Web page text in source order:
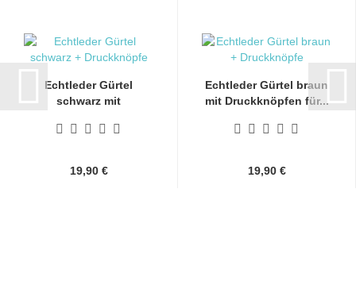
Echtleder Gürtel
schwarz mit
19,90 €
Echtleder Gürtel braun
mit Druckknöpfen für...
19,90 €